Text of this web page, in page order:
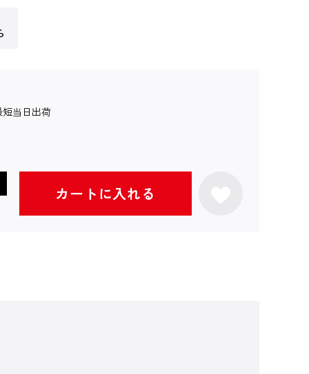
短当日出荷
カートに入れる